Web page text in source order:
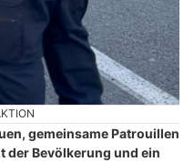
gemeinsame Patrouillen
der Bevölkerung und ein